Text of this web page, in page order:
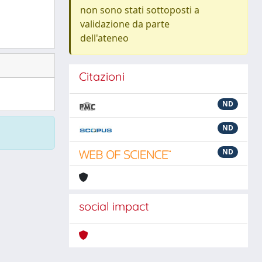
non sono stati sottoposti a
validazione da parte
dell'ateneo
Citazioni
ND
ND
ND
social impact